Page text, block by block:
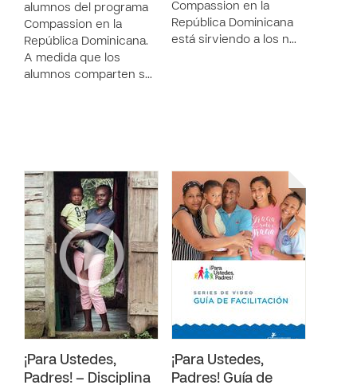
alumnos del programa
Compassion en la
República Dominicana.
A medida que los
alumnos comparten s…
Compassion en la
República Dominicana
está sirviendo a los n…
¡Para Ustedes,
Padres! – Disciplina
¡Para Ustedes,
Padres! Guía de